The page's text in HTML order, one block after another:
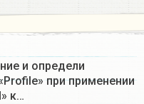
и определи
при применении
к…